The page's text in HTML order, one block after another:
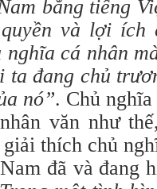
bằng tiếng
và lợi ích
cá nhân
đang chủ
nó”. Chủ
văn như
thích chủ
đã và đang